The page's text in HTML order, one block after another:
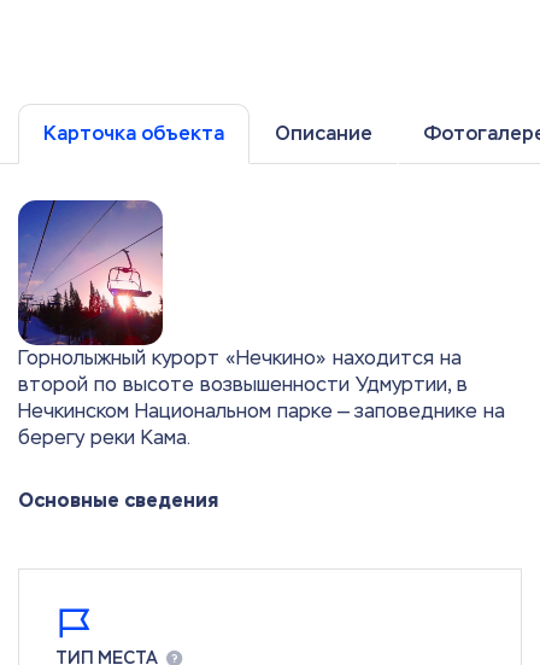
Карточка объекта Описание
Горнолыжный курорт «Нечкино» находится на
второй по высоте возвышенности Удмуртии, в
Нечкинском Национальном парке — заповеднике на
берегу реки Кама.
Основные сведения
ТИП МЕСТА